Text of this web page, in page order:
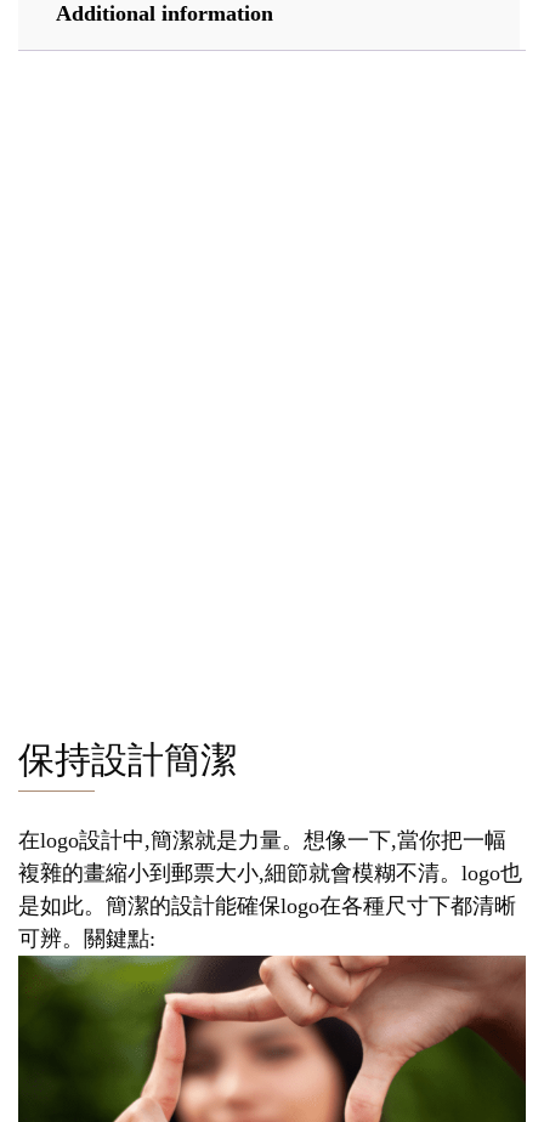
Additional information
保持設計簡潔
在logo設計中,簡潔就是力量。想像一下,當你把一幅
複雜的畫縮小到郵票大小,細節就會模糊不清。logo也
是如此。簡潔的設計能確保logo在各種尺寸下都清晰
可辨。關鍵點: